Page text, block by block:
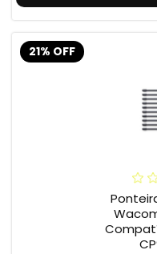
21% OFF